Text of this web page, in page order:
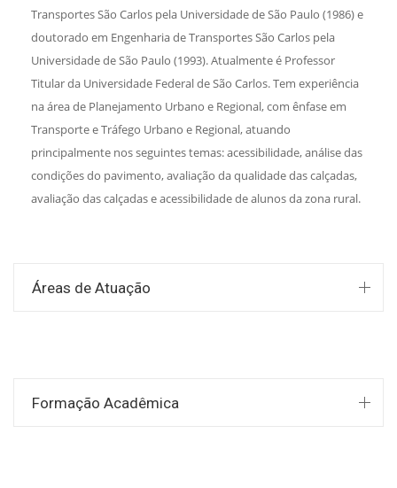
Transportes São Carlos pela Universidade de São Paulo (1986) e
doutorado em Engenharia de Transportes São Carlos pela
Universidade de São Paulo (1993). Atualmente é Professor
Titular da Universidade Federal de São Carlos. Tem experiência
na área de Planejamento Urbano e Regional, com ênfase em
Transporte e Tráfego Urbano e Regional, atuando
principalmente nos seguintes temas: acessibilidade, análise das
condições do pavimento, avaliação da qualidade das calçadas,
avaliação das calçadas e acessibilidade de alunos da zona rural.
Áreas de Atuação
Formação Acadêmica